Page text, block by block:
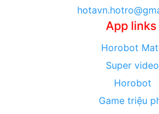
App links
Horobot
Super video
Horobot
Game triệu